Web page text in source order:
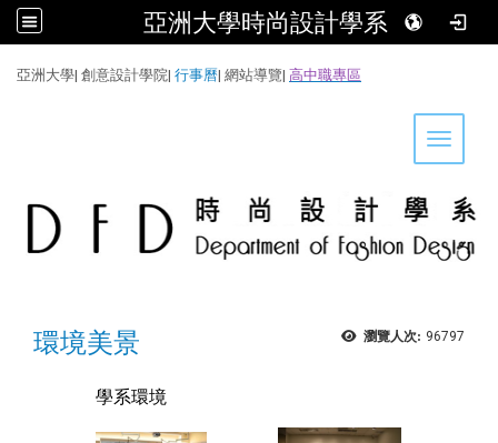
亞洲大學時尚設計學系
亞洲大學| 創意設計學院| 行事曆| 網站導覽| 高中職專區
Toggle
瀏覽人次: 96797
環境美景
學系環境